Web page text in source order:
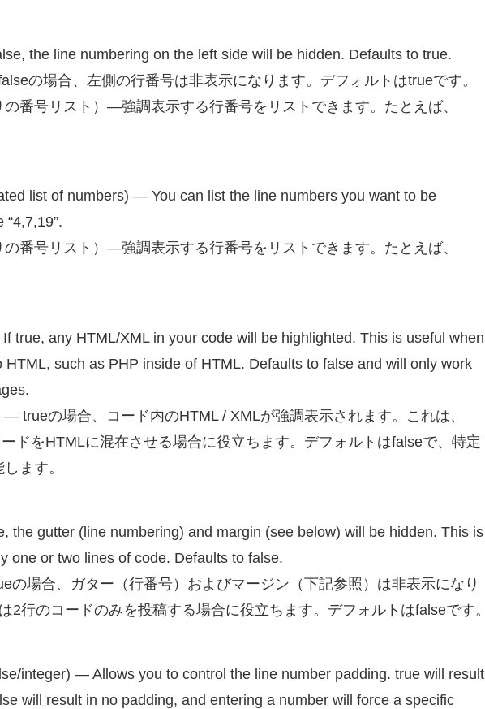
the line numbering on the left side will be hidden. Defaults to true.
の場合、左側の行番号は非表示になります。デフォルトはtrueです。
番号リスト）—強調表示する行番号をリストできます。たとえば、
list of numbers) — You can list the line numbers you want to be
番号リスト）—強調表示する行番号をリストできます。たとえば、
true, any HTML/XML in your code will be highlighted. This is useful when
HTML, such as PHP inside of HTML. Defaults to false and will only work
trueの場合、コード内のHTML / XMLが強調表示されます。これは、
ドをHTMLに混在させる場合に役立ちます。デフォルトはfalseで、特定
ます。
the gutter (line numbering) and margin (see below) will be hidden. This is
one or two lines of code. Defaults to false.
の場合、ガター（行番号）およびマージン（下記参照）は非表示になり
2行のコードのみを投稿する場合に役立ちます。デフォルトはfalseです。
integer) — Allows you to control the line number padding. true will result
will result in no padding, and entering a number will force a specific